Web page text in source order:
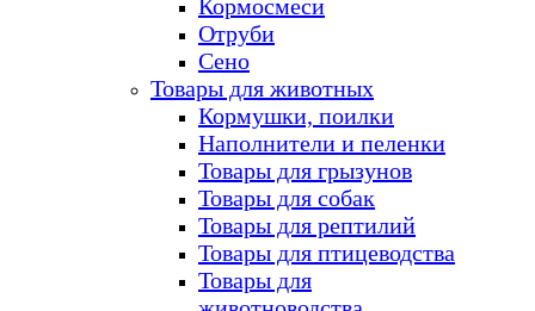
Кормосмеси
Отруби
Сено
Товары для животных
Кормушки, поилки
Наполнители и пеленки
Товары для грызунов
Товары для собак
Товары для рептилий
Товары для птицеводства
Товары для